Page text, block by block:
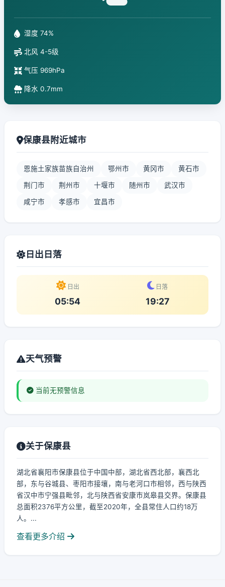
湿度 74%
北风 4-5级
气压 969hPa
降水 0.7mm
保康县附近城市
恩施土家族苗族自治州 鄂州市 黄冈市 黄石市
荆门市 荆州市 十堰市 随州市 武汉市
咸宁市 孝感市 宜昌市
日出日落
日出
05:54
日落
19:27
天气预警
当前无预警信息
关于保康县
湖北省襄阳市保康县位于中国中部，湖北省西北部，襄西北
部，东与谷城县、枣阳市接壤，南与老河口市相邻，西与陕西
省汉中市宁强县毗邻，北与陕西省安康市岚皋县交界。保康县
总面积2376平方公里，截至2020年，全县常住人口约18万
人。...
查看更多介绍